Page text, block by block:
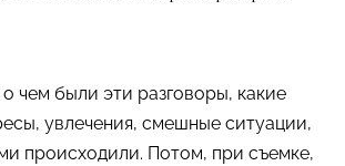
чем были эти разговоры, какие
увлечения, смешные ситуации,
происходили. Потом, при съемке,